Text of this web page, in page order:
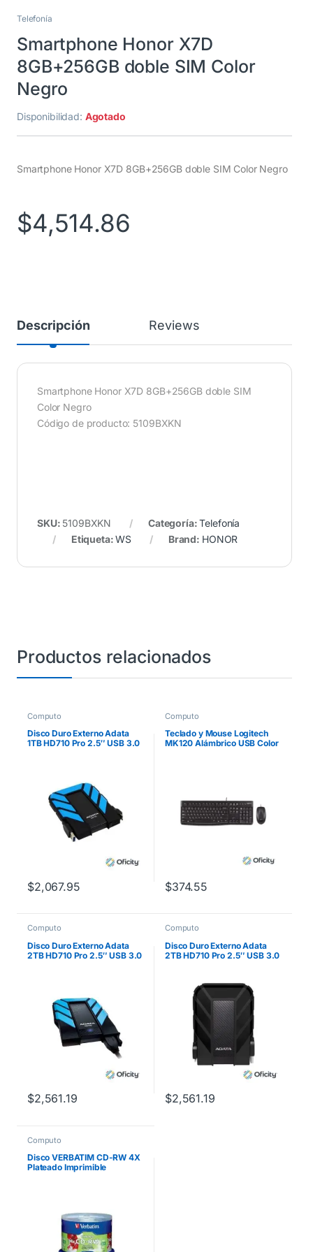
Telefonía
Smartphone Honor X7D
8GB+256GB doble SIM Color
Negro
Disponibilidad: Agotado
Smartphone Honor X7D 8GB+256GB doble SIM Color Negro
$4,514.86
Descripción Reviews
Smartphone Honor X7D 8GB+256GB doble SIM
Color Negro
Código de producto: 5109BXKN
SKU: 5109BXKN Categoría:Telefonía
Etiqueta:WS Brand: HONOR
Productos relacionados
Computo
Disco Duro Externo Adata
1TB HD710 Pro 2.5″ USB 3.0
$2,067.95
Computo
Teclado y Mouse Logitech
MK120 Alámbrico USB Color
$374.55
Computo
Disco Duro Externo Adata
2TB HD710 Pro 2.5″ USB 3.0
$2,561.19
Computo
Disco Duro Externo Adata
2TB HD710 Pro 2.5″ USB 3.0
$2,561.19
Computo
Disco VERBATIM CD-RW 4X
Plateado Imprimible